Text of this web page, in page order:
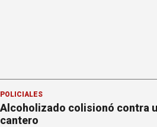
POLICIALES
Alcoholizado colisionó contra
cantero